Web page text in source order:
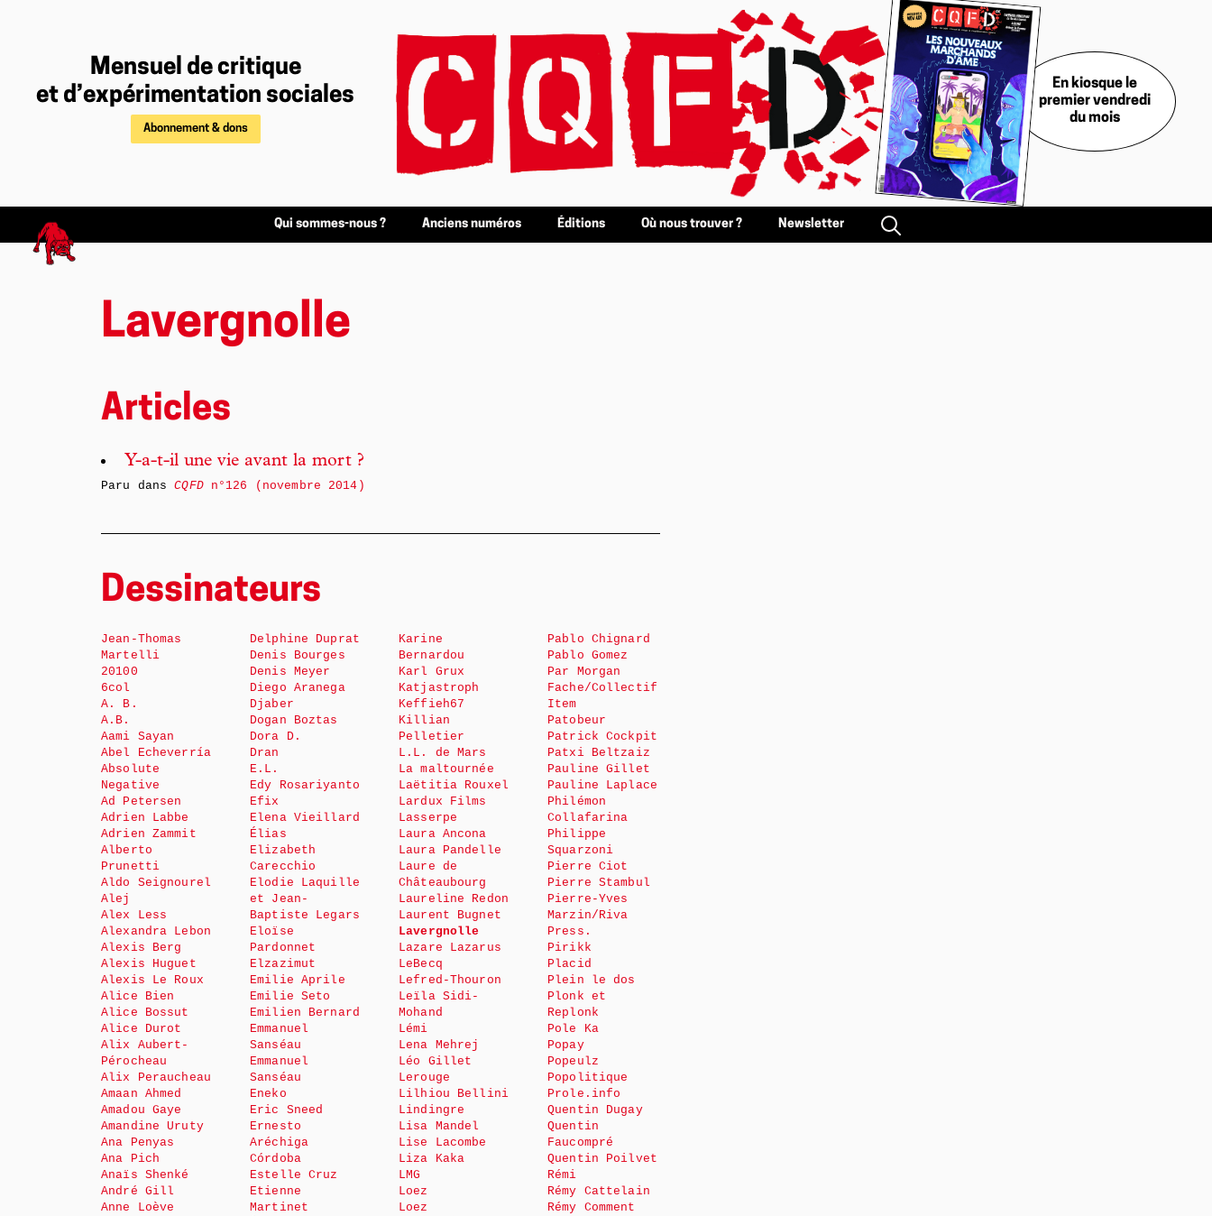
Mensuel de critique
et d’expérimentation sociales
Abonnement & dons
En kiosque le
premier vendredi
du mois
Qui sommes-nous ? Anciens numéros Éditions Où nous trouver ? Newsletter
Lavergnolle
Articles
Y-a-t-il une vie avant la mort ?
Paru dansCQFDn°126 (novembre 2014)
Dessinateurs
Jean-Thomas
Martelli
20100
6col
A. B.
A.B.
Aami Sayan
Abel Echeverría
Absolute
Negative
Ad Petersen
Adrien Labbe
Adrien Zammit
Alberto
Prunetti
Aldo Seignourel
Alej
Alex Less
Alexandra Lebon
Alexis Berg
Alexis Huguet
Alexis Le Roux
Alice Bien
Alice Bossut
Alice Durot
Alix Aubert-
Pérocheau
Alix Peraucheau
Amaan Ahmed
Amadou Gaye
Amandine Uruty
Ana Penyas
Ana Pich
Anaïs Shenké
André Gill
Anne Loève
Delphine Duprat
Denis Bourges
Denis Meyer
Diego Aranega
Djaber
Dogan Boztas
Dora D.
Dran
E.L.
Edy Rosariyanto
Efix
Elena Vieillard
Élias
Elizabeth
Carecchio
Elodie Laquille
et Jean-
Baptiste Legars
Eloïse
Pardonnet
Elzazimut
Emilie Aprile
Emilie Seto
Emilien Bernard
Emmanuel
Sanséau
Emmanuel
Sanséau
Eneko
Eric Sneed
Ernesto
Aréchiga
Córdoba
Estelle Cruz
Etienne
Martinet
Karine
Bernardou
Karl Grux
Katjastroph
Keffieh67
Killian
Pelletier
L.L. de Mars
La maltournée
Laëtitia Rouxel
Lardux Films
Lasserpe
Laura Ancona
Laura Pandelle
Laure de
Châteaubourg
Laureline Redon
Laurent Bugnet
Lavergnolle
Lazare Lazarus
LeBecq
Lefred-Thouron
Leïla Sidi-
Mohand
Lémi
Lena Mehrej
Léo Gillet
Lerouge
Lilhiou Bellini
Lindingre
Lisa Mandel
Lise Lacombe
Liza Kaka
LMG
Loez
Loez
Pablo Chignard
Pablo Gomez
Par Morgan
Fache/Collectif
Item
Patobeur
Patrick Cockpit
Patxi Beltzaiz
Pauline Gillet
Pauline Laplace
Philémon
Collafarina
Philippe
Squarzoni
Pierre Ciot
Pierre Stambul
Pierre-Yves
Marzin/Riva
Press.
Pirikk
Placid
Plein le dos
Plonk et
Replonk
Pole Ka
Popay
Popeulz
Popolitique
Prole.info
Quentin Dugay
Quentin
Faucompré
Quentin Poilvet
Rémi
Rémy Cattelain
Rémy Comment